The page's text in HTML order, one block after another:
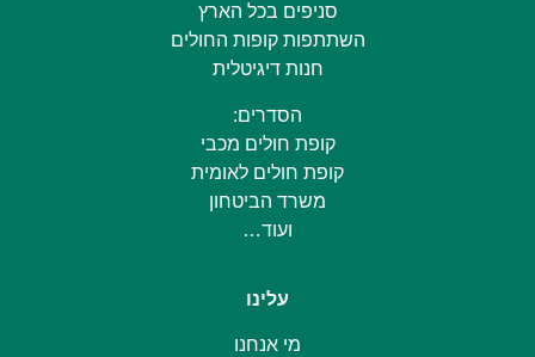
סניפים בכל הארץ
השתתפות קופות החולים
חנות דיגיטלית
הסדרים:
קופת חולים מכבי
קופת חולים לאומית
משרד הביטחון
ועוד…
עלינו
מי אנחנו